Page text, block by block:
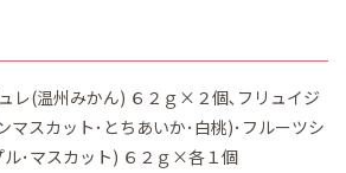
レ(温州みかん) ６２ｇ×２個､フリュイジ
マスカット･とちあいか･白桃)･フルーツシ
ル･マスカット) ６２ｇ×各１個